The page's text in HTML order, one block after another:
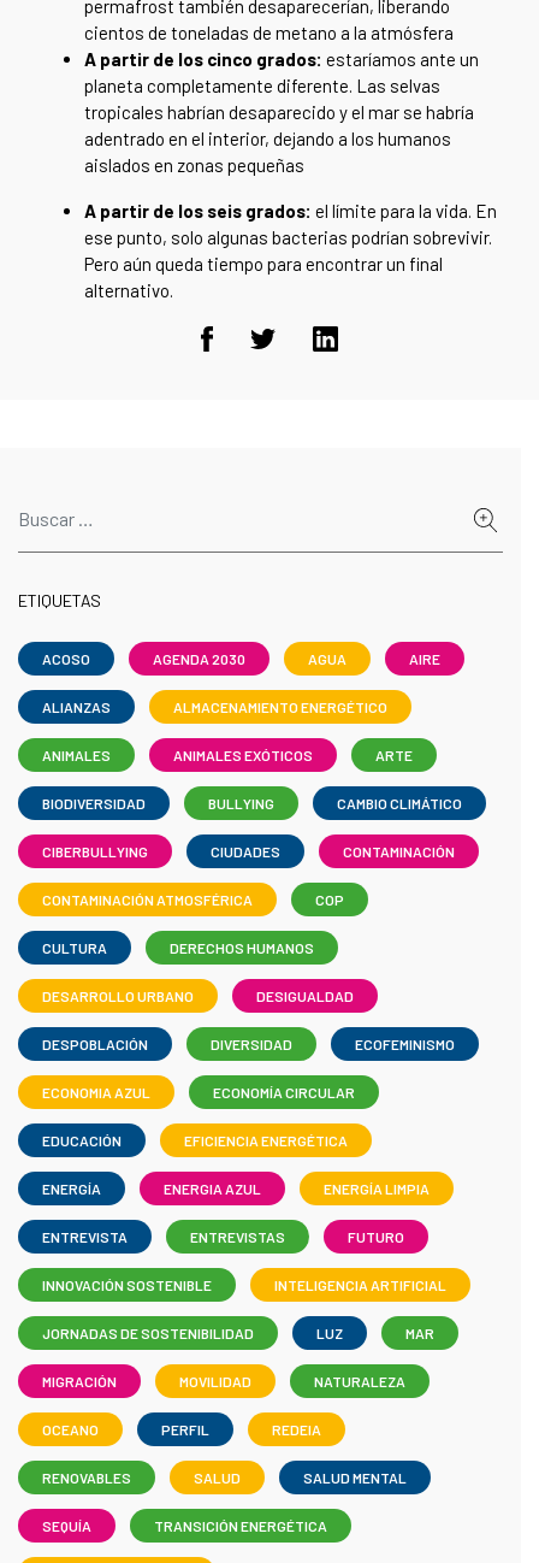
permafrost también desaparecerían, liberando
cientos de toneladas de metano a la atmósfera
A partir de los cinco grados: estaríamos ante un
planeta completamente diferente. Las selvas
tropicales habrían desaparecido y el mar se habría
adentrado en el interior, dejando a los humanos
aislados en zonas pequeñas
A partir de los seis grados: el límite para la vida. En
ese punto, solo algunas bacterias podrían sobrevivir.
Pero aún queda tiempo para encontrar un final
alternativo.
ETIQUETAS
ACOSO AGENDA 2030 AGUA AIRE
ALIANZAS ALMACENAMIENTO ENERGÉTICO
ANIMALES ANIMALES EXÓTICOS ARTE
BIODIVERSIDAD BULLYING CAMBIO CLIMÁTICO
CIBERBULLYING CIUDADES CONTAMINACIÓN
CONTAMINACIÓN ATMOSFÉRICA COP
CULTURA DERECHOS HUMANOS
DESARROLLO URBANO DESIGUALDAD
DESPOBLACIÓN DIVERSIDAD ECOFEMINISMO
ECONOMIA AZUL ECONOMÍA CIRCULAR
EDUCACIÓN EFICIENCIA ENERGÉTICA
ENERGÍA ENERGIA AZUL ENERGÍA LIMPIA
ENTREVISTA ENTREVISTAS FUTURO
INNOVACIÓN SOSTENIBLE INTELIGENCIA ARTIFICIAL
JORNADAS DE SOSTENIBILIDAD LUZ MAR
MIGRACIÓN MOVILIDAD NATURALEZA
OCEANO PERFIL REDEIA
RENOVABLES SALUD SALUD MENTAL
SEQUÍA TRANSICIÓN ENERGÉTICA